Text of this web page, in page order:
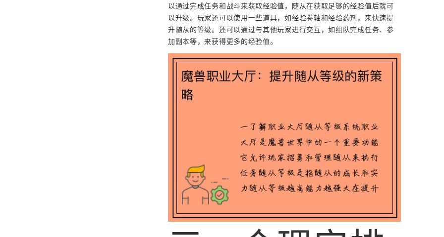
以通过完成任务和战斗来获取经验值，随从在获取足够的经验值后就可
以升级。玩家还可以使用一些道具，如经验卷轴和经验药剂，来快速提
升随从的等级。还可以通过与其他玩家进行交互，如组队完成任务、参
加副本等，来获得更多的经验值。